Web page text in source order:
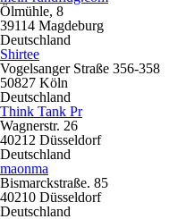
Ölmühle, 8
39114 Magdeburg
Deutschland
Shirtee
Vogelsanger Straße 356-358
50827 Köln
Deutschland
Think Tank Pr
Wagnerstr. 26
40212 Düsseldorf
Deutschland
maonma
Bismarckstraße. 85
40210 Düsseldorf
Deutschland